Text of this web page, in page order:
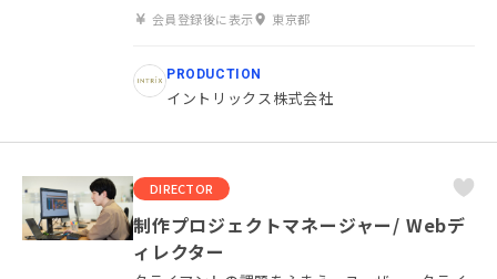
会員登録後に表示 東京都
PRODUCTION
イントリックス株式会社
DIRECTOR
制作プロジェクトマネージャー/ Webデ
ィレクター